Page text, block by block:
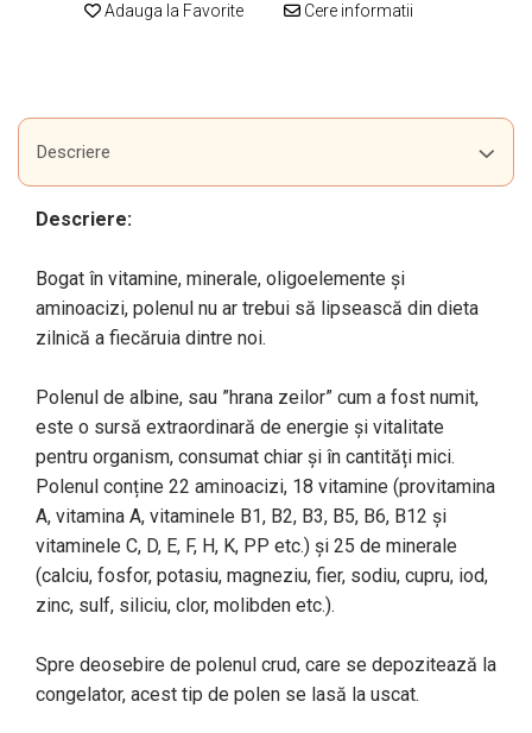
Adauga la Favorite Cere informatii
Descriere
Descriere:
Bogat în vitamine, minerale, oligoelemente și
aminoacizi, polenul nu ar trebui să lipsească din dieta
zilnică a fiecăruia dintre noi.
Polenul de albine, sau ”hrana zeilor” cum a fost numit,
este o sursă extraordinară de energie și vitalitate
pentru organism, consumat chiar și în cantități mici.
Polenul conține 22 aminoacizi, 18 vitamine (provitamina
A, vitamina A, vitaminele B1, B2, B3, B5, B6, B12 și
vitaminele C, D, E, F, H, K, PP etc.) și 25 de minerale
(calciu, fosfor, potasiu, magneziu, fier, sodiu, cupru, iod,
zinc, sulf, siliciu, clor, molibden etc.).
Spre deosebire de polenul crud, care se depozitează la
congelator, acest tip de polen se lasă la uscat.